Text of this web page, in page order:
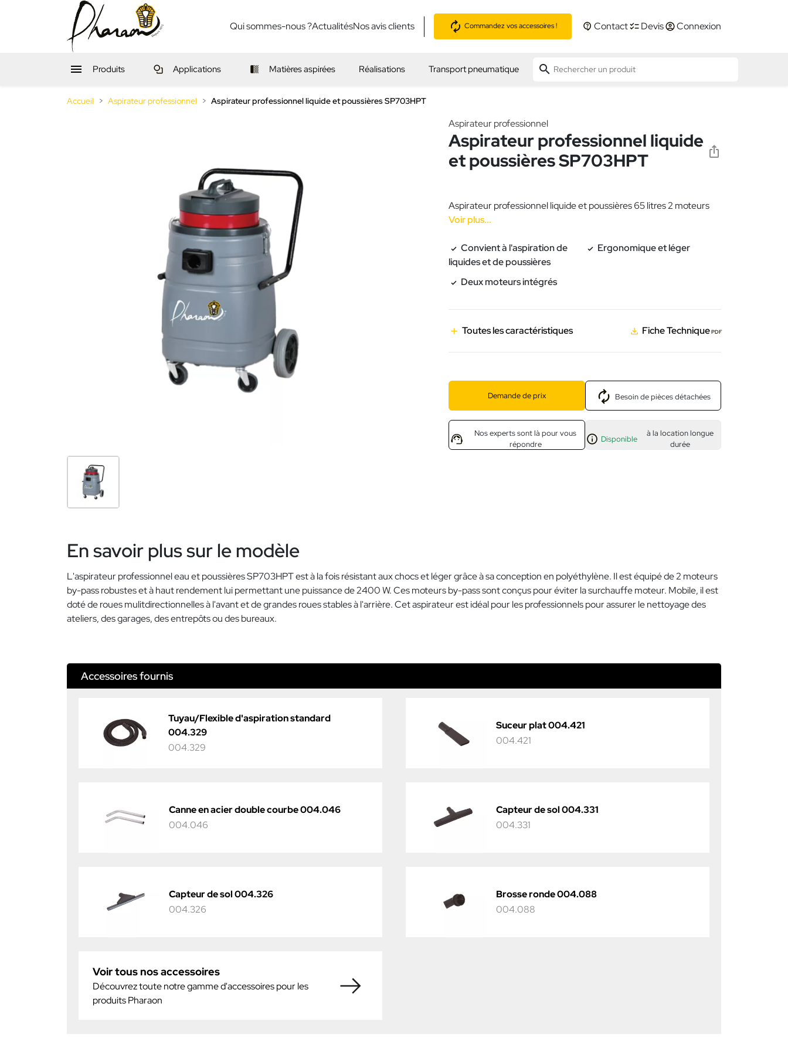
Qui sommes-nous ?ActualitésNos avis clients Commandez vos accessoires ! Contact Devis Connexion
 Produits Applications Matières aspirées Réalisations Transport pneumatique search
Accueil Aspirateur professionnel Aspirateur professionnel liquide et poussières SP703HPT
Aspirateur professionnel
Aspirateur professionnel liquide
et poussières SP703HPT
Aspirateur professionnel liquide et poussières 65 litres 2 moteurs
Voir plus...
Convient à l'aspiration de
liquides et de poussières
Ergonomique et léger
Deux moteurs intégrés
Toutes les caractéristiques Fiche TechniquePDF
Demande de prix Besoin de pièces détachées
Nos experts sont là pour vous
répondre
Disponible
à la location longue
durée
En savoir plus sur le modèle
L'aspirateur professionnel eau et poussières SP703HPT est à la fois résistant aux chocs et léger grâce à sa conception en polyéthylène. Il est équipé de 2 moteurs
by-pass robustes et à haut rendement lui permettant une puissance de 2400 W. Ces moteurs by-pass sont conçus pour éviter la surchauffe moteur. Mobile, il est
doté de roues mulitdirectionnelles à l'avant et de grandes roues stables à l'arrière. Cet aspirateur est idéal pour les professionnels pour assurer le nettoyage des
ateliers, des garages, des entrepôts ou des bureaux.
Accessoires fournis
Tuyau/Flexible d'aspiration standard
004.329
004.329
Suceur plat 004.421
004.421
Canne en acier double courbe 004.046
004.046
Capteur de sol 004.331
004.331
Capteur de sol 004.326
004.326
Brosse ronde 004.088
004.088
Voir tous nos accessoires
Découvrez toute notre gamme d'accessoires pour les
produits Pharaon